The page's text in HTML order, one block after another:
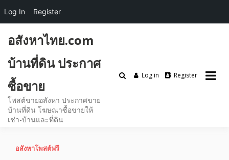
content
อสังหาไทย.com
บ้านที่ดิน ประกาศ
ซื้อขาย
โพสต์ขายอสังหา ประกาศขาย
บ้านที่ดิน โฆษณาซื้อขายให้
เช่า-บ้านและที่ดิน
Log in Register
อสังหาโพสต์ฟรี
Log In Register